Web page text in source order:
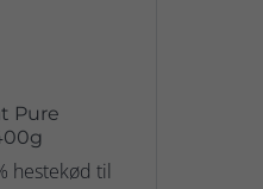
Pure
hestekød til